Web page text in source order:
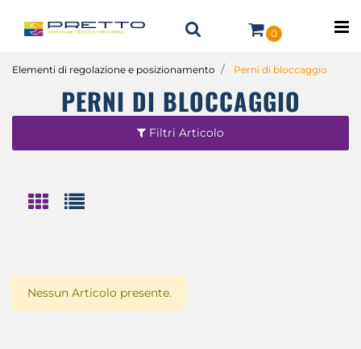
0
Elementi di regolazione e posizionamento Perni di bloccaggio
PERNI DI BLOCCAGGIO
Filtri Articolo
Nessun Articolo presente.